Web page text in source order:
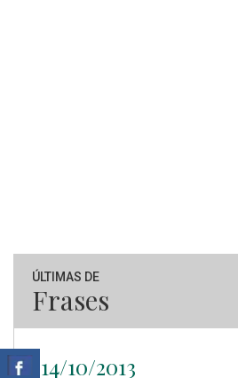
ÚLTIMAS DE
Frases
14/10/2013